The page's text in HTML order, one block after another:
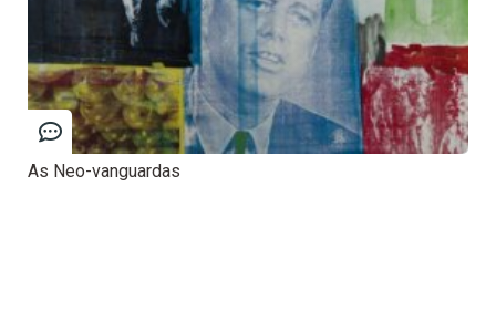
As Neo-vanguardas